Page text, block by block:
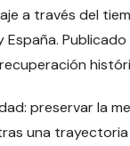
a través del
preservar la
una